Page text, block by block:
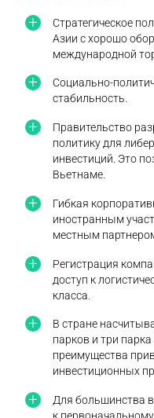
Стратегическое
Азии с хорошо
международной
Социально-
стабильность.
Правительство
политику для
инвестиций. Это
Вьетнаме.
Гибкая
иностранным
местным
Регистрация
доступ к
класса.
В стране
парков и три
преимущества
инвестиционных
Для большинства